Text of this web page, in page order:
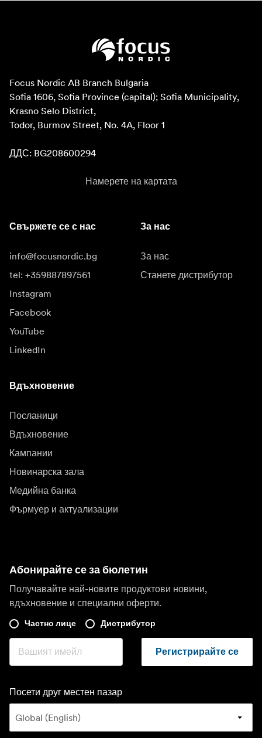
Focus Nordic AB Branch Bulgaria
Sofia 1606, Sofia Province (capital); Sofia Municipality,
Krasno Selo District,
Todor, Burmov Street, No. 4A, Floor 1
ДДС: BG208600294
Намерете на картата
Свържете се с нас
info@focusnordic.bg
tel: +359887897561
Instagram
Facebook
YouTube
LinkedIn
За нас
За нас
Станете дистрибутор
Вдъхновение
Посланици
Вдъхновение
Кампании
Новинарска зала
Медийна банка
Фърмуер и актуализации
Абонирайте се за бюлетин
Получавайте най-новите продуктови новини,
вдъхновение и специални оферти.
Частно лице Дистрибутор
Регистрирайте се
Посети друг местен пазар